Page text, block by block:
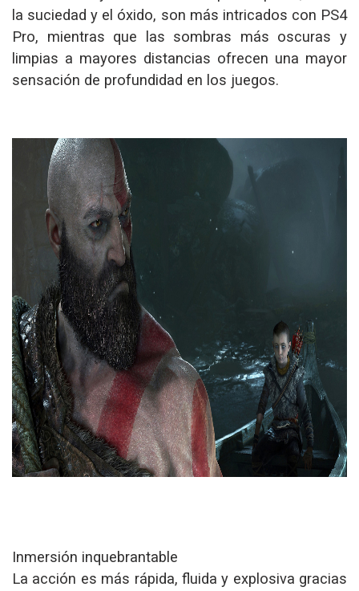
la suciedad y el óxido, son más intricados con PS4
Pro, mientras que las sombras más oscuras y
limpias a mayores distancias ofrecen una mayor
sensación de profundidad en los juegos.
Inmersión inquebrantable
La acción es más rápida, fluida y explosiva gracias